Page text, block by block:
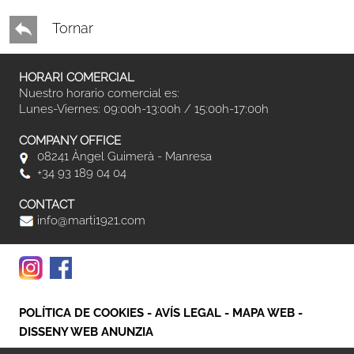
Tornar
HORARI COMERCIAL
Nuestro horario comercial es:
Lunes-Viernes: 09:00h-13:00h / 15:00h-17:00h
COMPANY OFFICE
08241 Àngel Guimerà - Manresa
+34 93 189 04 04
CONTACT
info@marti1921.com
POLÍTICA DE COOKIES - AVÍS LEGAL - MAPA WEB -
DISSENY WEB ANUNZIA